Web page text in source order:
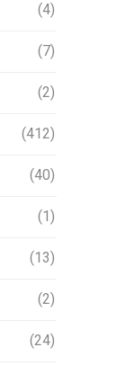
(4)
(7)
(2)
(412)
(40)
(1)
(13)
(2)
(24)